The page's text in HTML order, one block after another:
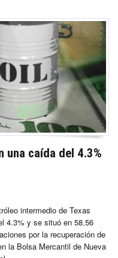
una caída del 4.3%
intermedio de Texas
4.3% y se situó en 58.56
por la recuperación de
la Bolsa Mercantil de Nueva